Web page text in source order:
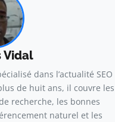
Vidal
dans l’actualité SEO
de huit ans, il couvre les
recherche, les bonnes
naturel et les